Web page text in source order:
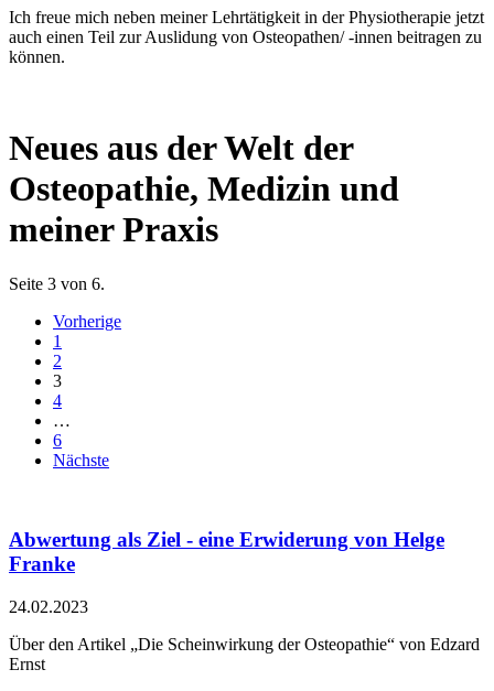
Ich freue mich neben meiner Lehrtätigkeit in der Physiotherapie jetzt
auch einen Teil zur Auslidung von Osteopathen/ -innen beitragen zu
können.
Neues aus der Welt der
Osteopathie, Medizin und
meiner Praxis
Seite 3 von 6.
Vorherige
1
2
3
4
…
6
Nächste
Abwertung als Ziel - eine Erwiderung von Helge
Franke
24.02.2023
Über den Artikel „Die Scheinwirkung der Osteopathie“ von Edzard
Ernst